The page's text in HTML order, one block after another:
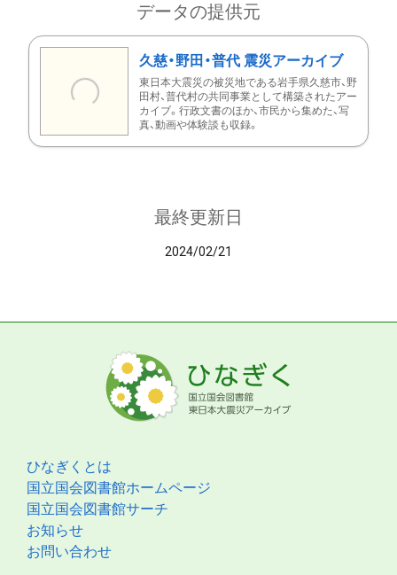
データの提供元
久慈・野田・普代 震災アーカイブ
東日本大震災の被災地である岩手県久慈市、野
田村、普代村の共同事業として構築されたアー
カイブ。行政文書のほか、市民から集めた、写
真、動画や体験談も収録。
最終更新日
2024/02/21
ひなぎくとは
国立国会図書館ホームページ
国立国会図書館サーチ
お知らせ
お問い合わせ